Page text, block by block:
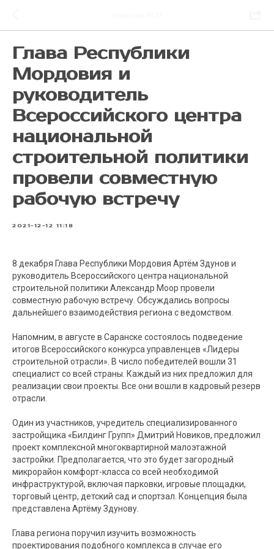
Глава Республики
Мордовия и
руководитель
Всероссийского центра
национальной
строительной политики
провели совместную
рабочую встречу
2021-12-12 11:18
8 декабря Глава Республики Мордовия Артём Здунов и
руководитель Всероссийского центра национальной
строительной политики Александр Моор провели
совместную рабочую встречу. Обсуждались вопросы
дальнейшего взаимодействия региона с ведомством.
Напомним, в августе в Саранске состоялось подведение
итогов Всероссийского конкурса управленцев «Лидеры
строительной отрасли». В число победителей вошли 31
специалист со всей страны. Каждый из них предложил для
реализации свои проекты. Все они вошли в кадровый резерв
отрасли.
Один из участников, учредитель специализированного
застройщика «Билдинг Групп» Дмитрий Новиков, предложил
проект комплексной многоквартирной малоэтажной
застройки. Предполагается, что это будет загородный
микрорайон комфорт-класса со всей необходимой
инфраструктурой, включая парковки, игровые площадки,
торговый центр, детский сад и спортзал. Концепция была
представлена Артёму Здунову.
Глава региона поручил изучить возможность
проектирования подобного комплекса в случае его